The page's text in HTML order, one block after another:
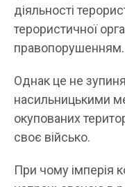
діяльності
терористичної
правопорушенням.
Однак це не
насильницькими
окупованих
своє військо.
При чому імперія